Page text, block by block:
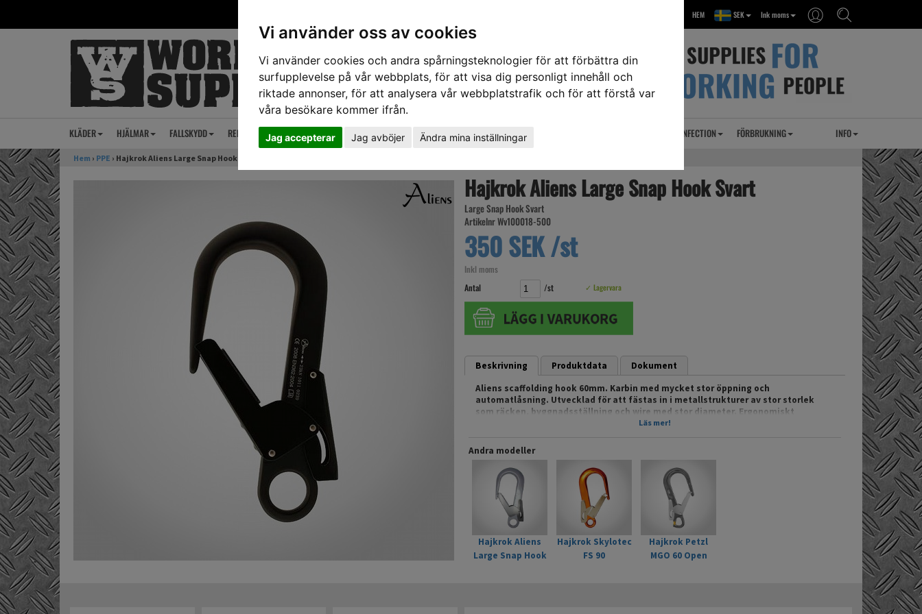
Vi använder oss av cookies
Vi använder cookies och andra spårningsteknologier för att förbättra din
surfupplevelse på vår webbplats, för att visa dig personligt innehåll och
riktade annonser, för att analysera vår webbplatstrafik och för att förstå var
våra besökare kommer ifrån.
Jag accepterar Jag avböjer Ändra mina inställningar
Ink moms
SEK
HEM
KLÄDER HJÄLMAR FALLSKYDD REP ANSIKTSSKYDD HÖRSELSKYDD HANDSKAR SKOR VERKTYG UVC DESINFECTION FÖRBRUKNING INFO
Hem › PPE › Hajkrok Aliens Large Snap Hook Svart
Hajkrok Aliens Large Snap Hook Svart
Large Snap Hook Svart
Artikelnr Wv100018-500
350 SEK /st
Inkl moms
Antal
/st ✓ Lagervara
Beskrivning Produktdata
Dokument
Aliens scaffolding hook 60mm. Karbin med mycket stor öppning och
automatlåsning. Utvecklad för att fästas in i metallstrukturer av stor storlek
som räcken, byggnadsställning och wire med stor diameter. Ergonomiskt
Fakta:
- Brottslast: 23 kN long axis
- Längd: 232 mm.
- Öppning: 60 mm.
- Vikt: 455 g
- Klasning: CE EN 362
Artikelnr: K353BB
EAN: 608819045351
Läs mer!
Andra modeller
Hajkrok Aliens
Large Snap Hook
Hajkrok Skylotec
FS 90
Hajkrok Petzl
MGO 60 Open